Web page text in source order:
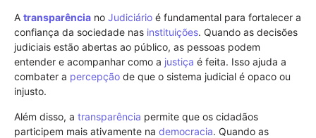
A transparência no Judiciário é fundamental para fortalecer a
confiança da sociedade nas instituições. Quando as decisões
judiciais estão abertas ao público, as pessoas podem
entender e acompanhar como a justiça é feita. Isso ajuda a
combater a percepção de que o sistema judicial é opaco ou
injusto.
Além disso, a transparência permite que os cidadãos
participem mais ativamente na democracia. Quando as